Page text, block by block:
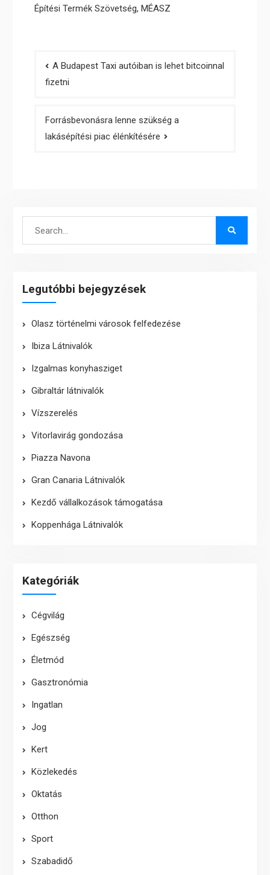
Építési Termék Szövetség, MÉASZ
Bejegyzés
navigáció
A Budapest Taxi autóiban is lehet bitcoinnal
fizetni
Forrásbevonásra lenne szükség a
lakásépítési piac élénkítésére
Legutóbbi bejegyzések
Olasz történelmi városok felfedezése
Ibiza Látnivalók
Izgalmas konyhasziget
Gibraltár látnivalók
Vízszerelés
Vitorlavirág gondozása
Piazza Navona
Gran Canaria Látnivalók
Kezdő vállalkozások támogatása
Koppenhága Látnivalók
Kategóriák
Cégvilág
Egészség
Életmód
Gasztronómia
Ingatlan
Jog
Kert
Közlekedés
Oktatás
Otthon
Sport
Szabadidő